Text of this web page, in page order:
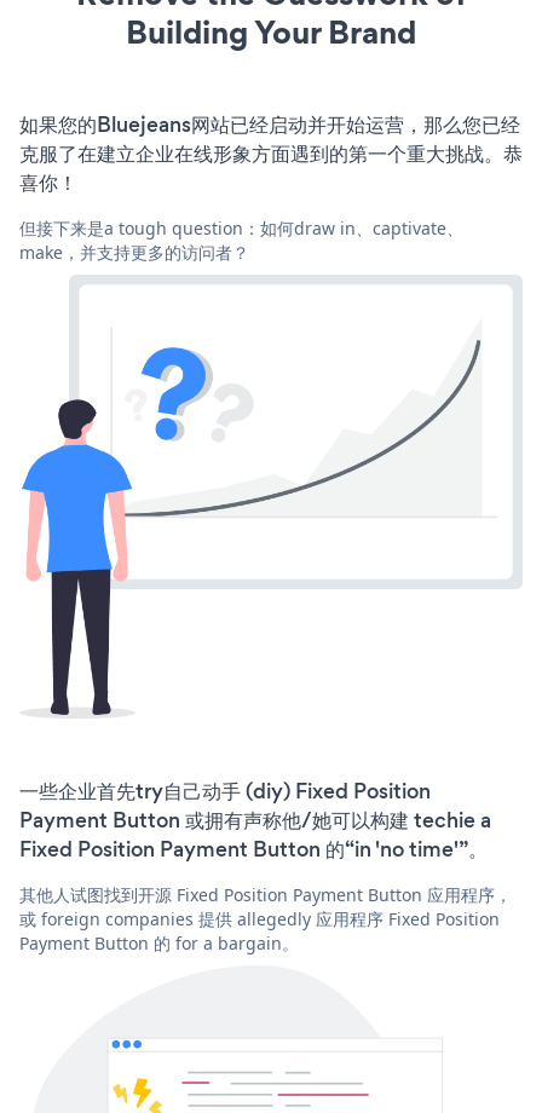
Building Your Brand
如果您的Bluejeans网站已经启动并开始运营，那么您已经
克服了在建立企业在线形象方面遇到的第一个重大挑战。恭
喜你！
但接下来是a tough question：如何draw in、captivate、
make，并支持更多的访问者？
一些企业首先try自己动手 (diy) Fixed Position
Payment Button 或拥有声称他/她可以构建 techie a
Fixed Position Payment Button 的“in 'no time'”。
其他人试图找到开源 Fixed Position Payment Button 应用程序，
或 foreign companies 提供 allegedly 应用程序 Fixed Position
Payment Button 的 for a bargain。